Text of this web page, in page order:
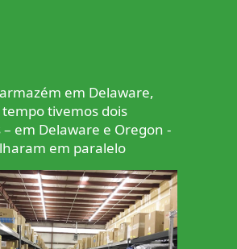
em Delaware,
tivemos dois
em Delaware e Oregon -
em paralelo